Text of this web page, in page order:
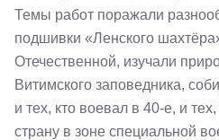
Темы работ поражали
подшивки «Ленского
Отечественной, изучали
Витимского заповедника,
и тех, кто воевал в 40-е, и
страну в зоне специальной